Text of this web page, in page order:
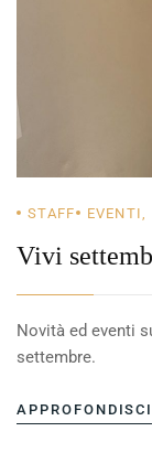
STAFF EVENTI,
Vivi
Novità ed eventi
settembre.
APPROFONDISCI